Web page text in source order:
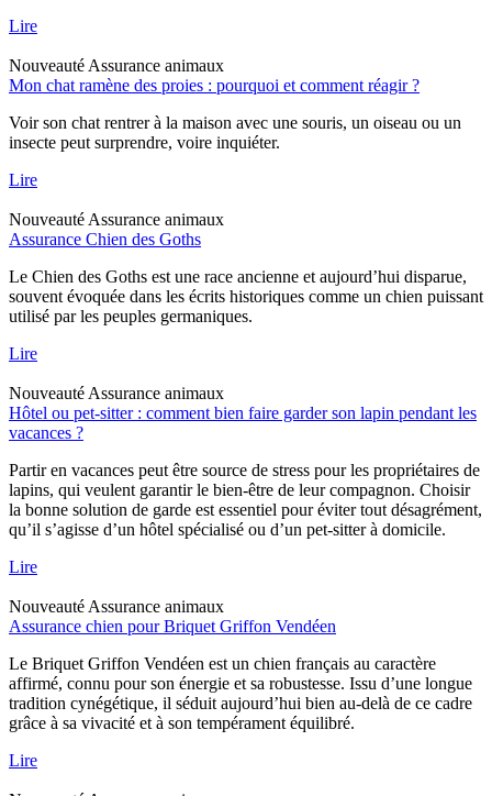
Lire
Nouveauté Assurance animaux
Mon chat ramène des proies : pourquoi et comment réagir ?
Voir son chat rentrer à la maison avec une souris, un oiseau ou un
insecte peut surprendre, voire inquiéter.
Lire
Nouveauté Assurance animaux
Assurance Chien des Goths
Le Chien des Goths est une race ancienne et aujourd’hui disparue,
souvent évoquée dans les écrits historiques comme un chien puissant
utilisé par les peuples germaniques.
Lire
Nouveauté Assurance animaux
Hôtel ou pet-sitter : comment bien faire garder son lapin pendant les
vacances ?
Partir en vacances peut être source de stress pour les propriétaires de
lapins, qui veulent garantir le bien-être de leur compagnon. Choisir
la bonne solution de garde est essentiel pour éviter tout désagrément,
qu’il s’agisse d’un hôtel spécialisé ou d’un pet-sitter à domicile.
Lire
Nouveauté Assurance animaux
Assurance chien pour Briquet Griffon Vendéen
Le Briquet Griffon Vendéen est un chien français au caractère
affirmé, connu pour son énergie et sa robustesse. Issu d’une longue
tradition cynégétique, il séduit aujourd’hui bien au-delà de ce cadre
grâce à sa vivacité et à son tempérament équilibré.
Lire